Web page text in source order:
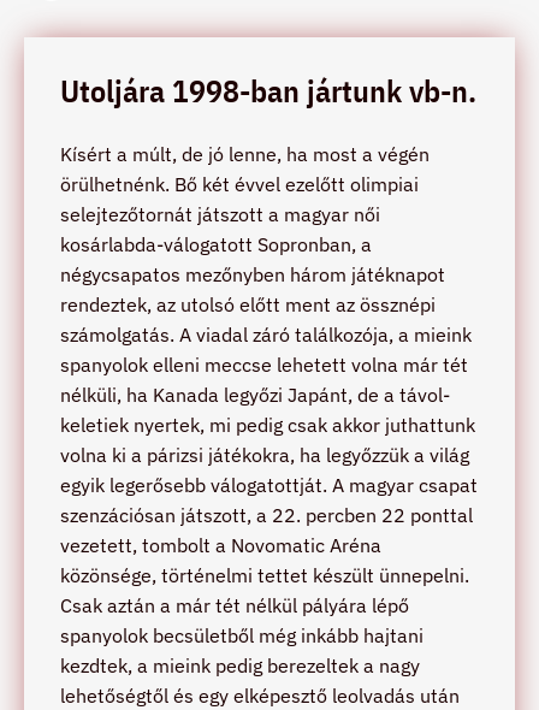
Utoljára 1998-ban jártunk vb-n.
Kísért a múlt, de jó lenne, ha most a végén
örülhetnénk. Bő két évvel ezelőtt olimpiai
selejtezőtornát játszott a magyar női
kosárlabda-válogatott Sopronban, a
négycsapatos mezőnyben három játéknapot
rendeztek, az utolsó előtt ment az össznépi
számolgatás. A viadal záró találkozója, a mieink
spanyolok elleni meccse lehetett volna már tét
nélküli, ha Kanada legyőzi Japánt, de a távol-
keletiek nyertek, mi pedig csak akkor juthattunk
volna ki a párizsi játékokra, ha legyőzzük a világ
egyik legerősebb válogatottját. A magyar csapat
szenzációsan játszott, a 22. percben 22 ponttal
vezetett, tombolt a Novomatic Aréna
közönsége, történelmi tettet készült ünnepelni.
Csak aztán a már tét nélkül pályára lépő
spanyolok becsületből még inkább hajtani
kezdtek, a mieink pedig berezeltek a nagy
lehetőségtől és egy elképesztő leolvadás után